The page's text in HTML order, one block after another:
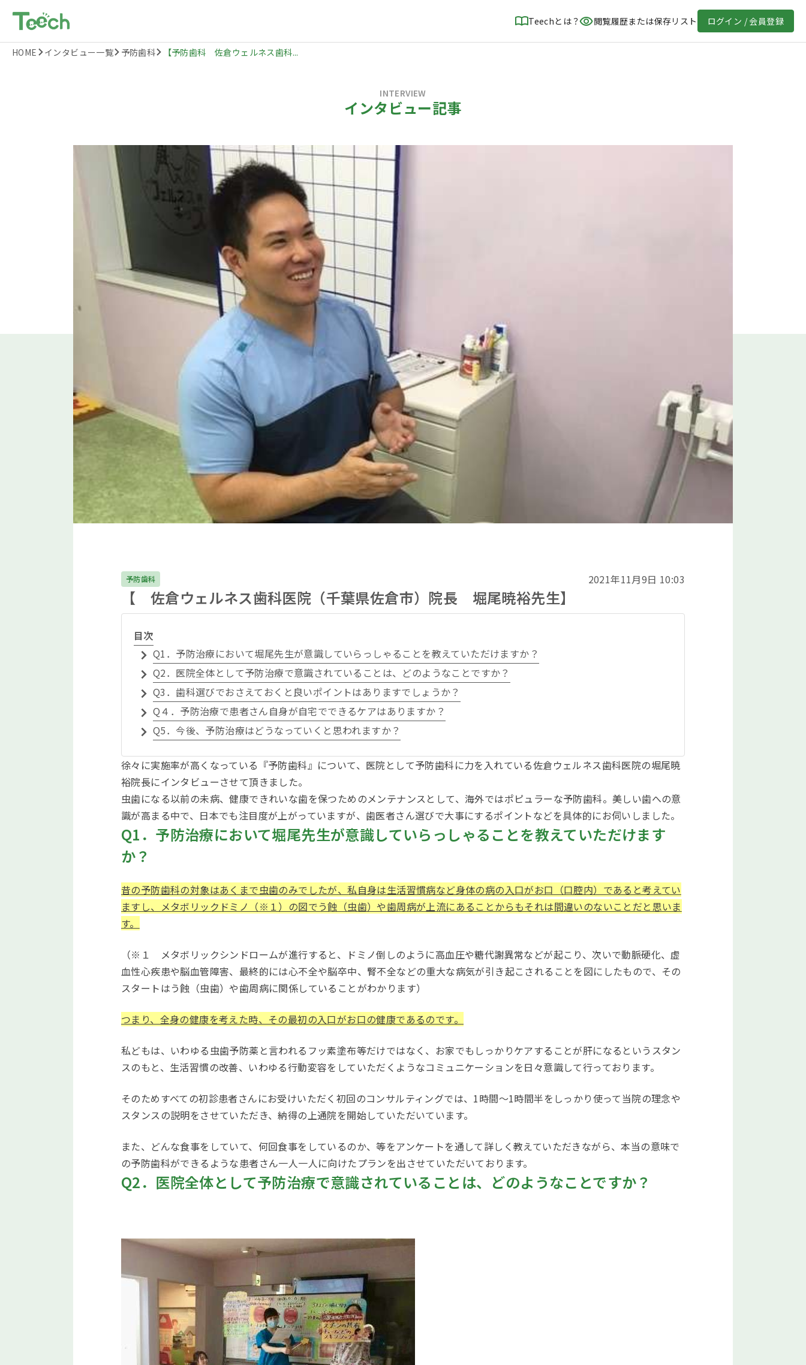
Teechとは？ 閲覧履歴または保存リスト ログイン / 会員登録
HOME インタビュー一覧 予防歯科 【予防歯科 佐倉ウェルネス歯科...
INTERVIEW
インタビュー記事
予防歯科 2021年11月9日 10:03
【 佐倉ウェルネス歯科医院（千葉県佐倉市）院長 堀尾暁裕先生】
目次
Q1．予防治療において堀尾先生が意識していらっしゃることを教えていただけますか？
Q2．医院全体として予防治療で意識されていることは、どのようなことですか？
Q3．歯科選びでおさえておくと良いポイントはありますでしょうか？
Q４．予防治療で患者さん自身が自宅でできるケアはありますか？
Q5．今後、予防治療はどうなっていくと思われますか？
徐々に実施率が高くなっている『予防歯科』について、医院として予防歯科に力を入れている佐倉ウェルネス歯科医院の堀尾暁
裕院長にインタビューさせて頂きました。
虫歯になる以前の未病、健康できれいな歯を保つためのメンテナンスとして、海外ではポピュラーな予防歯科。美しい歯への意
識が高まる中で、日本でも注目度が上がっていますが、歯医者さん選びで大事にするポイントなどを具体的にお伺いしました。
Q1．予防治療において堀尾先生が意識していらっしゃることを教えていただけます
か？
昔の予防歯科の対象はあくまで虫歯のみでしたが、私自身は生活習慣病など身体の病の入口がお口（口腔内）であると考えてい
ますし、メタボリックドミノ（※１）の図でう蝕（虫歯）や歯周病が上流にあることからもそれは間違いのないことだと思いま
す。
（※１ メタボリックシンドロームが進行すると、ドミノ倒しのように高血圧や糖代謝異常などが起こり、次いで動脈硬化、虚
血性心疾患や脳血管障害、最終的には心不全や脳卒中、腎不全などの重大な病気が引き起こされることを図にしたもので、その
スタートはう蝕（虫歯）や歯周病に関係していることがわかります）
つまり、全身の健康を考えた時、その最初の入口がお口の健康であるのです。
私どもは、いわゆる虫歯予防薬と言われるフッ素塗布等だけではなく、お家でもしっかりケアすることが肝になるというスタン
スのもと、生活習慣の改善、いわゆる行動変容をしていただくようなコミュニケーションを日々意識して行っております。
そのためすべての初診患者さんにお受けいただく初回のコンサルティングでは、 1時間～1時間半をしっかり使って当院の理念や
スタンスの説明をさせていただき、納得の上通院を開始していただいています。
また、どんな食事をしていて、何回食事をしているのか、等をアンケートを通して詳しく教えていただきながら、本当の意味で
の予防歯科ができるような患者さん一人一人に向けたプランを出させていただいております。
Q2．医院全体として予防治療で意識されていることは、どのようなことですか？